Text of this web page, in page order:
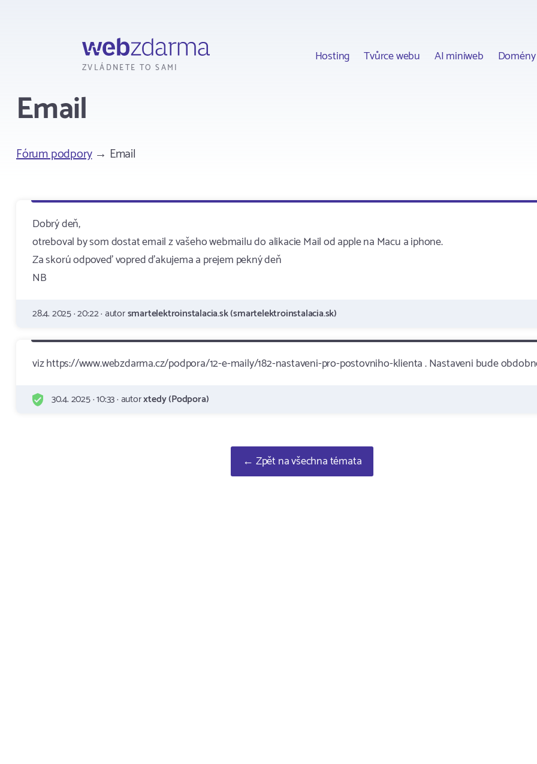
ZVLÁDNETE TO SAMI
Hosting Tvůrce webu AI miniweb Domény
Email
Fórum podpory→ Email
Dobrý deň,
otreboval by som dostat email z vašeho webmailu do alikacie Mail od apple na Macu a iphone.
Za skorú odpoveď vopred ďakujema a prejem pekný deň
NB
28.4. 2025 · 20:22 · autorsmartelektroinstalacia.sk (smartelektroinstalacia.sk)
viz https://www.webzdarma.cz/podpora/12-e-maily/182-nastaveni-pro-postovniho-klienta . Nastaveni bude
30.4. 2025 · 10:33 · autorxtedy (Podpora)
← Zpět na všechna témata